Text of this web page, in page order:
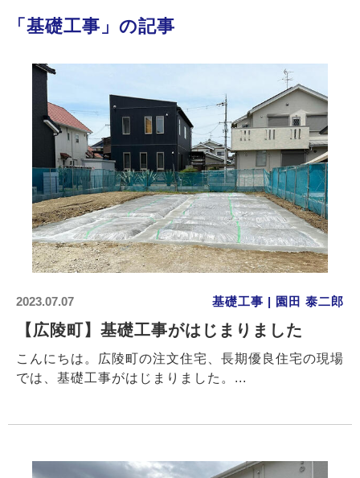
「基礎工事」の記事
2023.07.07 基礎工事 | 園田 泰二郎
【広陵町】基礎工事がはじまりました
こんにちは。広陵町の注文住宅、長期優良住宅の現場
では、基礎工事がはじまりました。...